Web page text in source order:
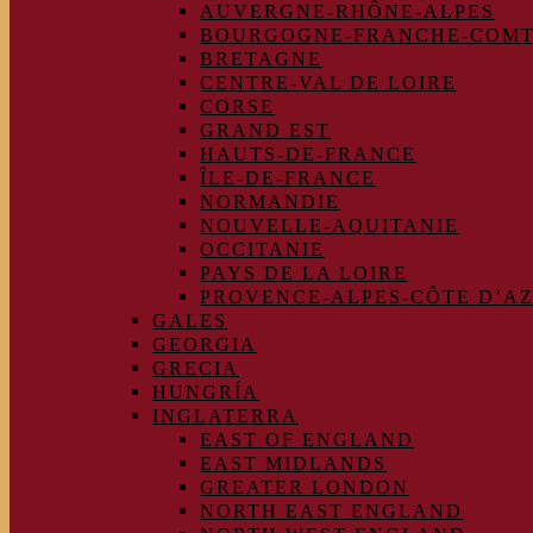
AUVERGNE-RHÔNE-ALPES
BOURGOGNE-FRANCHE-
BRETAGNE
CENTRE-VAL DE LOIRE
CORSE
GRAND EST
HAUTS-DE-FRANCE
ÎLE-DE-FRANCE
NORMANDIE
NOUVELLE-AQUITANIE
OCCITANIE
PAYS DE LA LOIRE
PROVENCE-ALPES-CÔTE
GALES
GEORGIA
GRECIA
HUNGRÍA
INGLATERRA
EAST OF ENGLAND
EAST MIDLANDS
GREATER LONDON
NORTH EAST ENGLAND